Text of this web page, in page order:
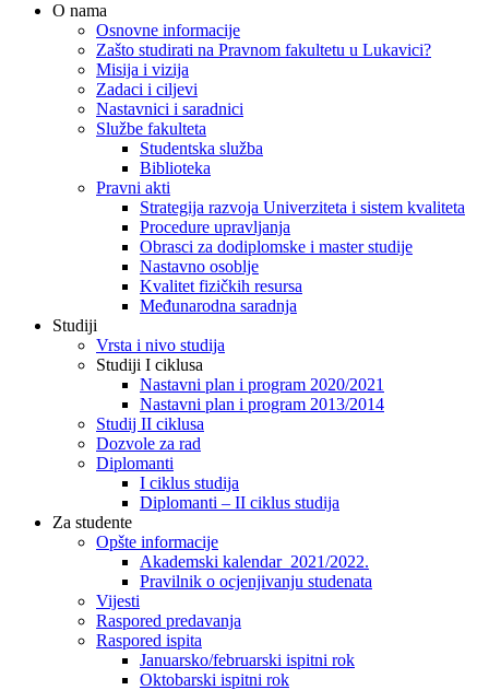
O nama
Osnovne informacije
Zašto studirati na Pravnom fakultetu u Lukavici?
Misija i vizija
Zadaci i ciljevi
Nastavnici i saradnici
Službe fakulteta
Studentska služba
Biblioteka
Pravni akti
Strategija razvoja Univerziteta i sistem kvaliteta
Procedure upravljanja
Obrasci za dodiplomske i master studije
Nastavno osoblje
Kvalitet fizičkih resursa
Međunarodna saradnja
Studiji
Vrsta i nivo studija
Studiji I ciklusa
Nastavni plan i program 2020/2021
Nastavni plan i program 2013/2014
Studij II ciklusa
Dozvole za rad
Diplomanti
I ciklus studija
Diplomanti – II ciklus studija
Za studente
Opšte informacije
Akademski kalendar 2021/2022.
Pravilnik o ocjenjivanju studenata
Vijesti
Raspored predavanja
Raspored ispita
Januarsko/februarski ispitni rok
Oktobarski ispitni rok